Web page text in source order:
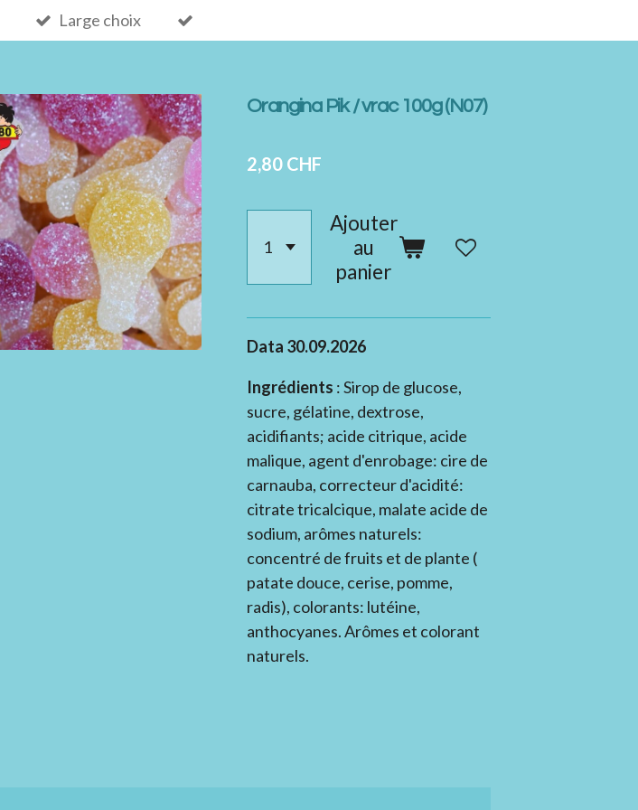
Large choix
Orangina Pik / vrac 100g (N07)
2,80 CHF
Ajouter
au
panier
Data 30.09.2026
Ingrédients : Sirop de glucose,
sucre, gélatine, dextrose,
acidifiants; acide citrique, acide
malique, agent d'enrobage: cire de
carnauba, correcteur d'acidité:
citrate tricalcique, malate acide de
sodium, arômes naturels:
concentré de fruits et de plante (
patate douce, cerise, pomme,
radis), colorants: lutéine,
anthocyanes. Arômes et colorant
naturels.